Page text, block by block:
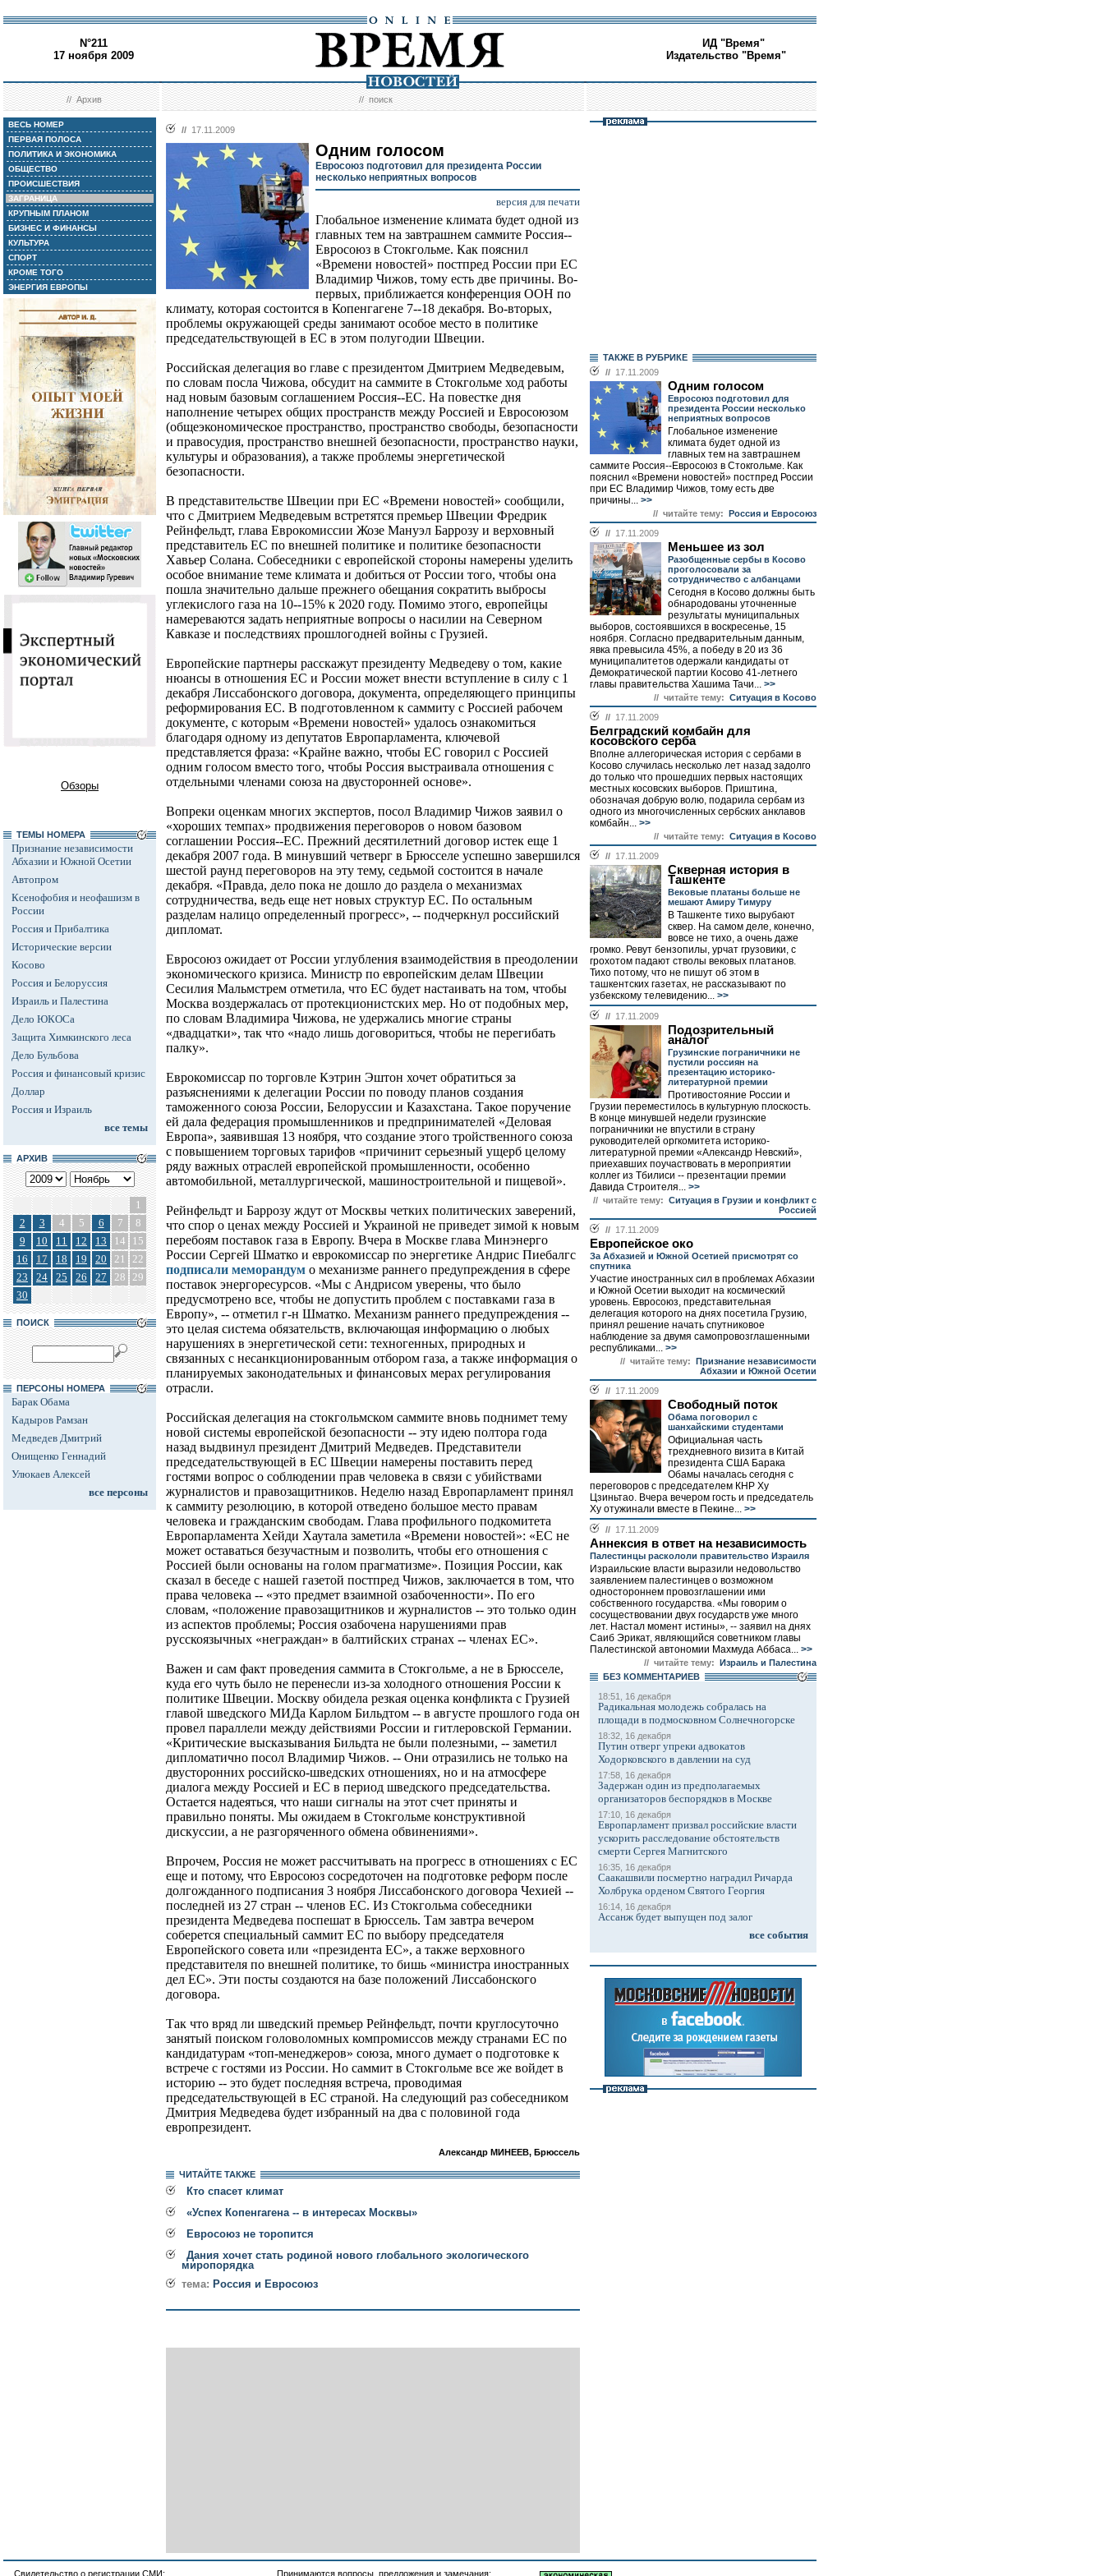
N°211
17 ноября 2009
ИД "Время"
Издательство "Время"
//Архив //поиск
ВЕСЬ НОМЕР
ПЕРВАЯ ПОЛОСА
ПОЛИТИКА И ЭКОНОМИКА
ОБЩЕСТВО
ПРОИСШЕСТВИЯ
ЗАГРАНИЦА
КРУПНЫМ ПЛАНОМ
БИЗНЕС И ФИНАНСЫ
КУЛЬТУРА
СПОРТ
КРОМЕ ТОГО
ЭНЕРГИЯ ЕВРОПЫ
Обзоры
ТЕМЫ НОМЕРА
Признание независимости
Абхазии и Южной Осетии
Автопром
Ксенофобия и неофашизм в
России
Россия и Прибалтика
Исторические версии
Косово
Россия и Белоруссия
Израиль и Палестина
Дело ЮКОСа
Защита Химкинского леса
Дело Бульбова
Россия и финансовый кризис
Доллар
Россия и Израиль
все темы
АРХИВ
1
2
3 4 5 6 7
8
9
10 11 12 13 14
15
16
17 18 19 20 21
22
23
24 25 26 27 28 29
30
ПОИСК
ПЕРСОНЫ НОМЕРА
Барак Обама
Кадыров Рамзан
Медведев Дмитрий
Онищенко Геннадий
Улюкаев Алексей
все персоны
// 17.11.2009
Одним голосом
Евросоюз подготовил для президента России
несколько неприятных вопросов
версия для печати
Глобальное изменение климата будет одной из
главных тем на завтрашнем саммите Россия--
Евросоюз в Стокгольме. Как пояснил
«Времени новостей» постпред России при ЕС
Владимир Чижов, тому есть две причины. Во-
первых, приближается конференция ООН по
климату, которая состоится в Копенгагене 7--18 декабря. Во-вторых,
проблемы окружающей среды занимают особое место в политике
председательствующей в ЕС в этом полугодии Швеции.
Российская делегация во главе с президентом Дмитрием Медведевым,
по словам посла Чижова, обсудит на саммите в Стокгольме ход работы
над новым базовым соглашением Россия--ЕС. На повестке дня
наполнение четырех общих пространств между Россией и Евросоюзом
(общеэкономическое пространство, пространство свободы, безопасности
и правосудия, пространство внешней безопасности, пространство науки,
культуры и образования), а также проблемы энергетической
безопасности.
В представительстве Швеции при ЕС «Времени новостей» сообщили,
что с Дмитрием Медведевым встретятся премьер Швеции Фредрик
Рейнфельдт, глава Еврокомиссии Жозе Мануэл Баррозу и верховный
представитель ЕС по внешней политике и политике безопасности
Хавьер Солана. Собеседники с европейской стороны намерены уделить
особое внимание теме климата и добиться от России того, чтобы она
пошла значительно дальше прежнего обещания сократить выбросы
углекислого газа на 10--15% к 2020 году. Помимо этого, европейцы
намереваются задать неприятные вопросы о насилии на Северном
Кавказе и последствиях прошлогодней войны с Грузией.
Европейские партнеры расскажут президенту Медведеву о том, какие
нюансы в отношения ЕС и России может внести вступление в силу с 1
декабря Лиссабонского договора, документа, определяющего принципы
реформирования ЕС. В подготовленном к саммиту с Россией рабочем
документе, с которым «Времени новостей» удалось ознакомиться
благодаря одному из депутатов Европарламента, ключевой
представляется фраза: «Крайне важно, чтобы ЕС говорил с Россией
одним голосом вместо того, чтобы Россия выстраивала отношения с
отдельными членами союза на двусторонней основе».
Вопреки оценкам многих экспертов, посол Владимир Чижов заявил о
«хороших темпах» продвижения переговоров о новом базовом
соглашении Россия--ЕС. Прежний десятилетний договор истек еще 1
декабря 2007 года. В минувший четверг в Брюсселе успешно завершился
шестой раунд переговоров на эту тему, седьмой состоится в начале
декабря. «Правда, дело пока не дошло до раздела о механизмах
сотрудничества, ведь еще нет новых структур ЕС. По остальным
разделам налицо определенный прогресс», -- подчеркнул российский
дипломат.
Евросоюз ожидает от России углубления взаимодействия в преодолении
экономического кризиса. Министр по европейским делам Швеции
Сесилия Мальмстрем отметила, что ЕС будет настаивать на том, чтобы
Москва воздержалась от протекционистских мер. Но от подобных мер,
по словам Владимира Чижова, не удержались многие страны
«двадцатки», так что «надо лишь договориться, чтобы не перегибать
палку».
Еврокомиссар по торговле Кэтрин Эштон хочет обратиться за
разъяснениями к делегации России по поводу планов создания
таможенного союза России, Белоруссии и Казахстана. Такое поручение
ей дала федерация промышленников и предпринимателей «Деловая
Европа», заявившая 13 ноября, что создание этого тройственного союза
с повышением торговых тарифов «причинит серьезный ущерб целому
ряду важных отраслей европейской промышленности, особенно
автомобильной, металлургической, машиностроительной и пищевой».
Рейнфельдт и Баррозу ждут от Москвы четких политических заверений,
что спор о ценах между Россией и Украиной не приведет зимой к новым
перебоям поставок газа в Европу. Вчера в Москве глава Минэнерго
России Сергей Шматко и еврокомиссар по энергетике Андрис Пиебалгс
подписали меморандум о механизме раннего предупреждения в сфере
поставок энергоресурсов. «Мы с Андрисом уверены, что было
предусмотрено все, чтобы не допустить проблем с поставками газа в
Европу», -- отметил г-н Шматко. Механизм раннего предупреждения --
это целая система обязательств, включающая информацию о любых
нарушениях в энергетической сети: техногенных, природных и
связанных с несанкционированным отбором газа, а также информация о
планируемых законодательных и финансовых мерах регулирования
отрасли.
Российская делегация на стокгольмском саммите вновь поднимет тему
новой системы европейской безопасности -- эту идею полтора года
назад выдвинул президент Дмитрий Медведев. Представители
председательствующей в ЕС Швеции намерены поставить перед
гостями вопрос о соблюдении прав человека в связи с убийствами
журналистов и правозащитников. Неделю назад Европарламент принял
к саммиту резолюцию, в которой отведено большое место правам
человека и гражданским свободам. Глава профильного подкомитета
Европарламента Хейди Хаутала заметила «Времени новостей»: «ЕС не
может оставаться безучастным и позволить, чтобы его отношения с
Россией были основаны на голом прагматизме». Позиция России, как
сказал в беседе с нашей газетой постпред Чижов, заключается в том, что
права человека -- «это предмет взаимной озабоченности». По его
словам, «положение правозащитников и журналистов -- это только один
из аспектов проблемы; Россия озабочена нарушениями прав
русскоязычных «неграждан» в балтийских странах -- членах ЕС».
Важен и сам факт проведения саммита в Стокгольме, а не в Брюсселе,
куда его чуть было не перенесли из-за холодного отношения России к
политике Швеции. Москву обидела резкая оценка конфликта с Грузией
главой шведского МИДа Карлом Бильдтом -- в августе прошлого года он
провел параллели между действиями России и гитлеровской Германии.
«Критические высказывания Бильдта не были полезными, -- заметил
дипломатично посол Владимир Чижов. -- Они отразились не только на
двусторонних российско-шведских отношениях, но и на атмосфере
диалога между Россией и ЕС в период шведского председательства.
Остается надеяться, что наши сигналы на этот счет приняты и
правильно поняты. Мы ожидаем в Стокгольме конструктивной
дискуссии, а не разгоряченного обмена обвинениями».
Впрочем, Россия не может рассчитывать на прогресс в отношениях с ЕС
еще и потому, что Евросоюз сосредоточен на подготовке реформ после
долгожданного подписания 3 ноября Лиссабонского договора Чехией --
последней из 27 стран -- членов ЕС. Из Стокгольма собеседники
президента Медведева поспешат в Брюссель. Там завтра вечером
соберется специальный саммит ЕС по выбору председателя
Европейского совета или «президента ЕС», а также верховного
представителя по внешней политике, то бишь «министра иностранных
дел ЕС». Эти посты создаются на базе положений Лиссабонского
договора.
Так что вряд ли шведский премьер Рейнфельдт, почти круглосуточно
занятый поиском головоломных компромиссов между странами ЕС по
кандидатурам «топ-менеджеров» союза, много думает о подготовке к
встрече с гостями из России. Но саммит в Стокгольме все же войдет в
историю -- это будет последняя встреча, проводимая
председательствующей в ЕС страной. На следующий раз собеседником
Дмитрия Медведева будет избранный на два с половиной года
европрезидент.
Александр МИНЕЕВ, Брюссель
ЧИТАЙТЕ ТАКЖЕ
Кто спасет климат
«Успех Копенгагена -- в интересах Москвы»
Евросоюз не торопится
Дания хочет стать родиной нового глобального экологического
миропорядка
тема: Россия и Евросоюз
ТАКЖЕ В РУБРИКЕ
// 17.11.2009
Одним голосом
Евросоюз подготовил для
президента России несколько
неприятных вопросов
Глобальное изменение
климата будет одной из
главных тем на завтрашнем
саммите Россия--Евросоюз в Стокгольме. Как
пояснил «Времени новостей» постпред России
при ЕС Владимир Чижов, тому есть две
причины... >>
// читайте тему: Россия и Евросоюз
// 17.11.2009
Меньшее из зол
Разобщенные сербы в Косово
проголосовали за
сотрудничество с албанцами
Сегодня в Косово должны быть
обнародованы уточненные
результаты муниципальных
выборов, состоявшихся в воскресенье, 15
ноября. Согласно предварительным данным,
явка превысила 45%, а победу в 20 из 36
муниципалитетов одержали кандидаты от
Демократической партии Косово 41-летнего
главы правительства Хашима Тачи... >>
// читайте тему: Ситуация в Косово
// 17.11.2009
Белградский комбайн для
косовского серба
Вполне аллегорическая история с сербами в
Косово случилась несколько лет назад задолго
до только что прошедших первых настоящих
местных косовских выборов. Приштина,
обозначая добрую волю, подарила сербам из
одного из многочисленных сербских анклавов
комбайн... >>
// читайте тему: Ситуация в Косово
// 17.11.2009
Скверная история в
Ташкенте
Вековые платаны больше не
мешают Амиру Тимуру
В Ташкенте тихо вырубают
сквер. На самом деле, конечно,
вовсе не тихо, а очень даже
громко. Ревут бензопилы, урчат грузовики, с
грохотом падают стволы вековых платанов.
Тихо потому, что не пишут об этом в
ташкентских газетах, не рассказывают по
узбекскому телевидению... >>
// 17.11.2009
Подозрительный
аналог
Грузинские пограничники не
пустили россиян на
презентацию историко-
литературной премии
Противостояние России и
Грузии переместилось в культурную плоскость.
В конце минувшей недели грузинские
пограничники не впустили в страну
руководителей оргкомитета историко-
литературной премии «Александр Невский»,
приехавших поучаствовать в мероприятии
коллег из Тбилиси -- презентации премии
Давида Строителя... >>
// читайте тему: Ситуация в Грузии и конфликт с
Россией
// 17.11.2009
Европейское око
За Абхазией и Южной Осетией присмотрят со
спутника
Участие иностранных сил в проблемах Абхазии
и Южной Осетии выходит на космический
уровень. Евросоюз, представительная
делегация которого на днях посетила Грузию,
принял решение начать спутниковое
наблюдение за двумя самопровозглашенными
республиками... >>
// читайте тему: Признание независимости
Абхазии и Южной Осетии
// 17.11.2009
Свободный поток
Обама поговорил с
шанхайскими студентами
Официальная часть
трехдневного визита в Китай
президента США Барака
Обамы началась сегодня с
переговоров с председателем КНР Ху
Цзиньтао. Вчера вечером гость и председатель
Ху отужинали вместе в Пекине... >>
// 17.11.2009
Аннексия в ответ на независимость
Палестинцы раскололи правительство Израиля
Израильские власти выразили недовольство
заявлением палестинцев о возможном
одностороннем провозглашении ими
собственного государства. «Мы говорим о
сосуществовании двух государств уже много
лет. Настал момент истины», -- заявил на днях
Саиб Эрикат, являющийся советником главы
Палестинской автономии Махмуда Аббаса... >>
// читайте тему: Израиль и Палестина
БЕЗ КОМMЕНТАРИЕВ
18:51, 16 декабря
Радикальная молодежь собралась на
площади в подмосковном Солнечногорске
18:32, 16 декабря
Путин отверг упреки адвокатов
Ходорковского в давлении на суд
17:58, 16 декабря
Задержан один из предполагаемых
организаторов беспорядков в Москве
17:10, 16 декабря
Европарламент призвал российские власти
ускорить расследование обстоятельств
смерти Сергея Магнитского
16:35, 16 декабря
Саакашвили посмертно наградил Ричарда
Холбрука орденом Святого Георгия
16:14, 16 декабря
Ассанж будет выпущен под залог
все события
Свидетельство о регистрации СМИ: Принимаются вопросы, предложения и замечания: